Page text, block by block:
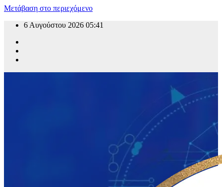
Μετάβαση στο περιεχόμενο
6 Αυγούστου 2026 05:41